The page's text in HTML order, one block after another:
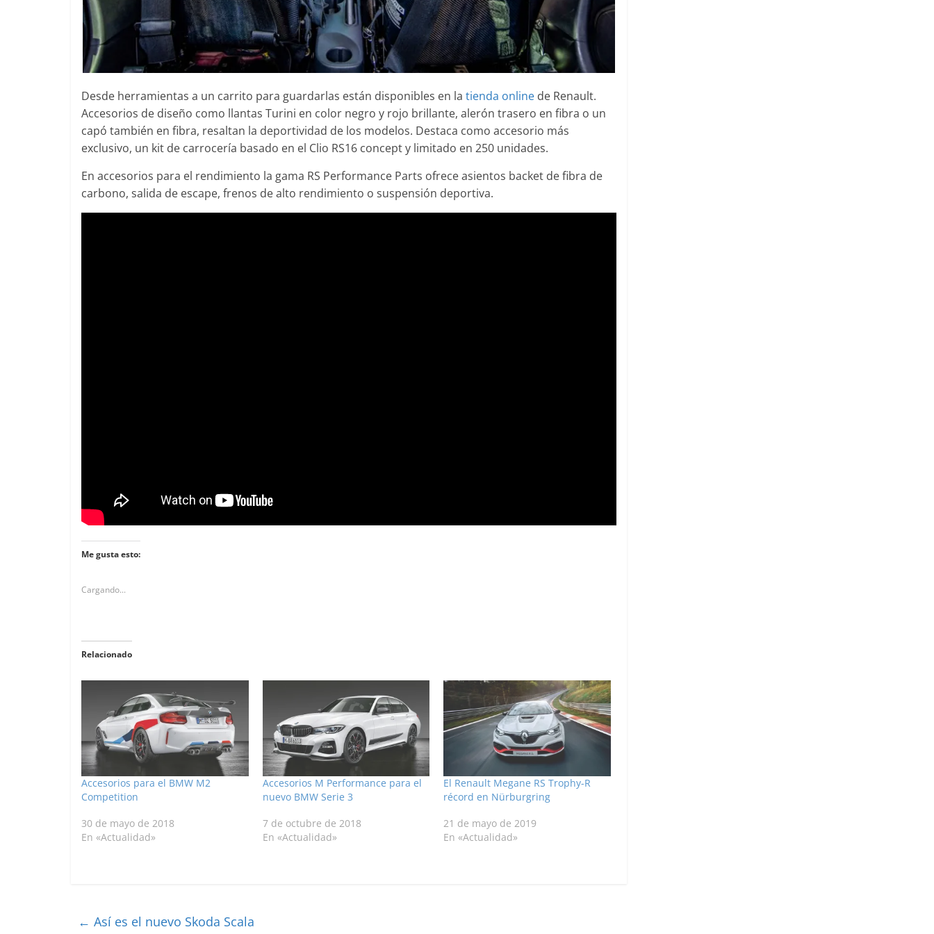
Desde herramientas a un carrito para guardarlas están disponibles en la tienda online de Renault.
Accesorios de diseño como llantas Turini en color negro y rojo brillante, alerón trasero en fibra o un
capó también en fibra, resaltan la deportividad de los modelos. Destaca como accesorio más
exclusivo, un kit de carrocería basado en el Clio RS16 concept y limitado en 250 unidades.
En accesorios para el rendimiento la gama RS Performance Parts ofrece asientos backet de fibra de
carbono, salida de escape, frenos de alto rendimiento o suspensión deportiva.
Me gusta esto:
Cargando...
Relacionado
Accesorios para el BMW M2
Competition
30 de mayo de 2018
En «Actualidad»
Accesorios M Performance para el
nuevo BMW Serie 3
7 de octubre de 2018
En «Actualidad»
El Renault Megane RS Trophy-R
récord en Nürburgring
21 de mayo de 2019
En «Actualidad»
← Así es el nuevo Skoda Scala